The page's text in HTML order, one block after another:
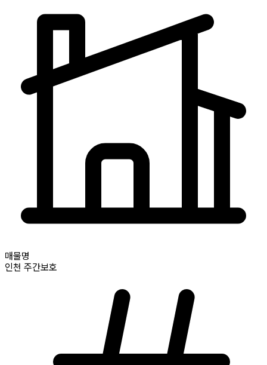
매물명
인천 주간보호